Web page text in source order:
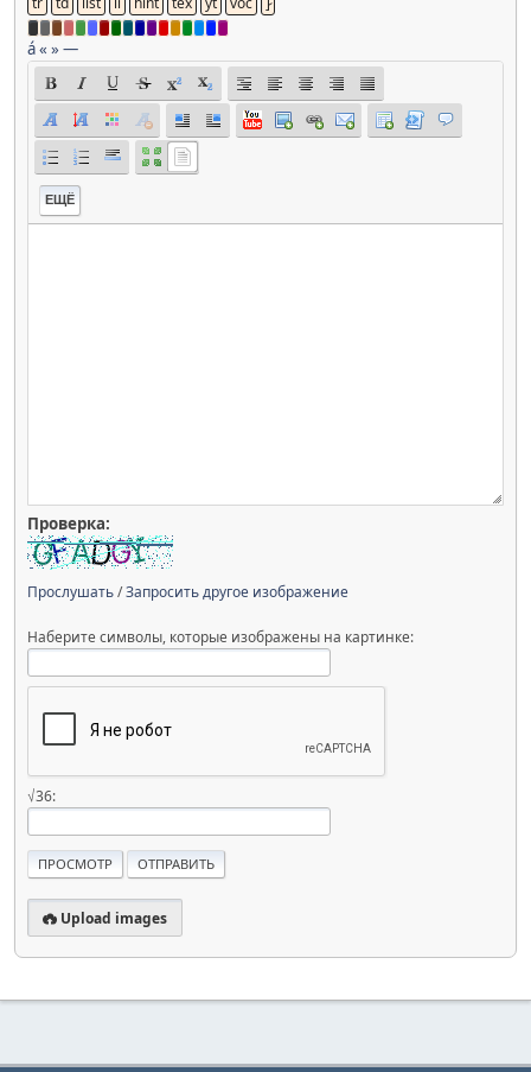
á« »—
ЕЩЁ
Проверка:
Прослушать/Запросить другое изображение
Наберите символы, которые изображены на картинке:
√36:
Upload images